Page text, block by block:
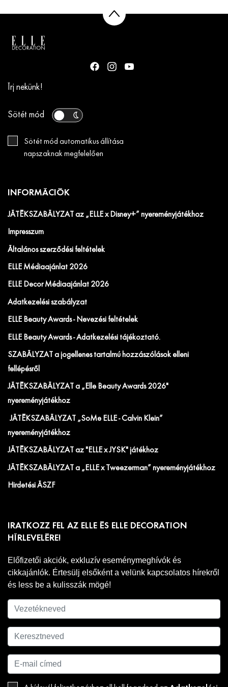
Írj nekünk!
Sötét mód
Sötét mód automatikus állítása
napszaknak megfelelően
INFORMÁCIÓK
JÁTÉKSZABÁLYZAT az „ELLE x Disney+” nyereményjátékhoz
Impresszum
Általános szerződési feltételek
ELLE Médiaajánlat 2026
ELLE Decor Médiaajánlat 2026
Adatkezelési szabályzat
ELLE Beauty Awards - Nevezési feltételek
ELLE Beauty Awards - Adatkezelési tájékoztató.
SZABÁLYZAT a jogellenes tartalmú hozzászólások elleni
fellépésről
JÁTÉKSZABÁLYZAT a „Elle Beauty Awards 2026"
nyereményjátékhoz
JÁTÉKSZABÁLYZAT „SoMe ELLE - Calvin Klein”
nyereményjátékhoz
JÁTÉKSZABÁLYZAT az "ELLE x JYSK" játékhoz
JÁTÉKSZABÁLYZAT a „ELLE x Tweezerman” nyereményjátékhoz
Hirdetési ÁSZF
IRATKOZZ FEL AZ ELLE ÉS ELLE DECORATION
HÍRLEVELÉRE!
Előfizetői akciók, exkluzív eseménymeghívók és
cikkajánlók. Értesülj elsőként a velünk kapcsolatos hírekről
és less be a kulisszák mögé!